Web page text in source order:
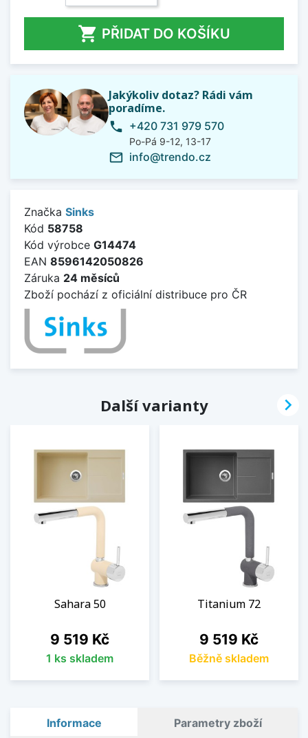
 PŘIDAT DO KOŠÍKU
Jakýkoliv dotaz? Rádi vám
poradíme.
phone +420 731 979 570
Po-Pá 9-12, 13-17
mail_outline info@trendo.cz
Značka Sinks
Kód 58758
Kód výrobce G14474
EAN 8596142050826
Záruka 24 měsíců
Zboží pochází z oficiální distribuce pro ČR
Další varianty
Sahara 50
Cena
9 519 Kč
1 ks skladem
Titanium 72
Cena
9 519 Kč
Běžně skladem

Informace Parametry zboží